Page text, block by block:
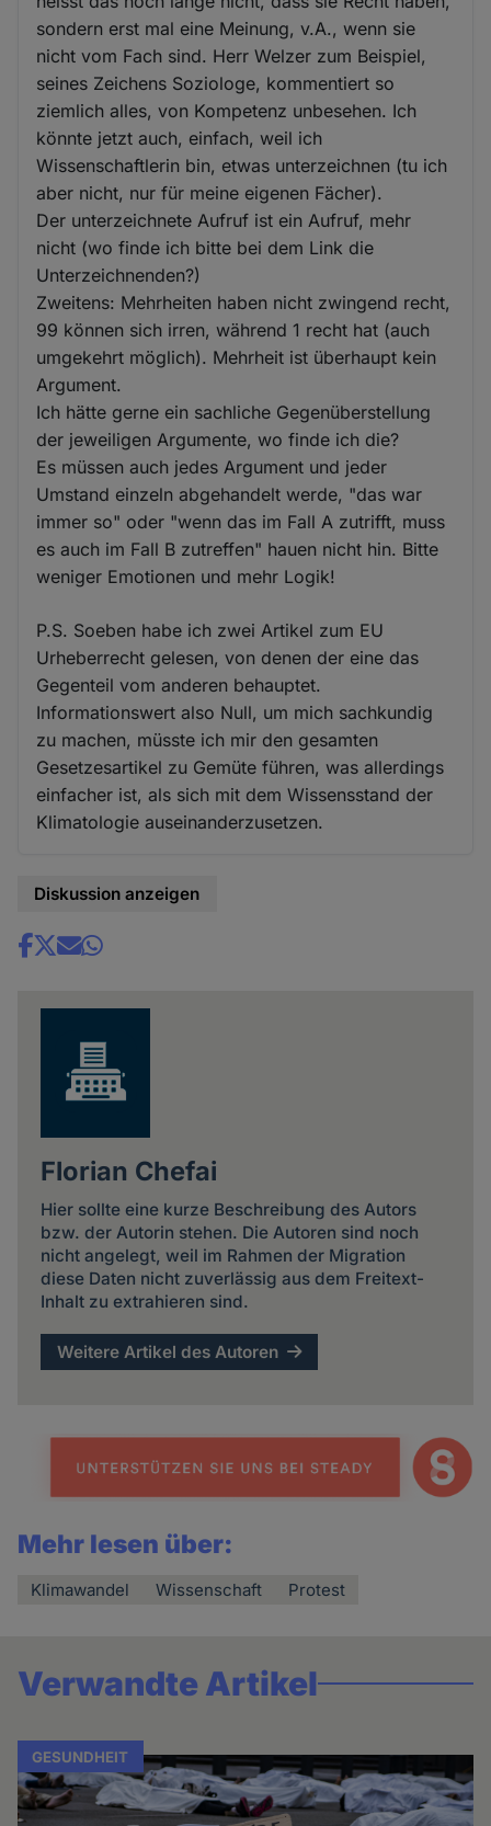
sondern erst mal eine Meinung, v.A., wenn sie
nicht vom Fach sind. Herr Welzer zum Beispiel,
seines Zeichens Soziologe, kommentiert so
ziemlich alles, von Kompetenz unbesehen. Ich
könnte jetzt auch, einfach, weil ich
Wissenschaftlerin bin, etwas unterzeichnen (tu ich
aber nicht, nur für meine eigenen Fächer).
Der unterzeichnete Aufruf ist ein Aufruf, mehr
nicht (wo finde ich bitte bei dem Link die
Unterzeichnenden?)
Zweitens: Mehrheiten haben nicht zwingend recht,
99 können sich irren, während 1 recht hat (auch
umgekehrt möglich). Mehrheit ist überhaupt kein
Argument.
Ich hätte gerne ein sachliche Gegenüberstellung
der jeweiligen Argumente, wo finde ich die?
Es müssen auch jedes Argument und jeder
Umstand einzeln abgehandelt werde, "das war
immer so" oder "wenn das im Fall A zutrifft, muss
es auch im Fall B zutreffen" hauen nicht hin. Bitte
weniger Emotionen und mehr Logik!
P.S. Soeben habe ich zwei Artikel zum EU
Urheberrecht gelesen, von denen der eine das
Gegenteil vom anderen behauptet.
Informationswert also Null, um mich sachkundig
zu machen, müsste ich mir den gesamten
Gesetzesartikel zu Gemüte führen, was allerdings
einfacher ist, als sich mit dem Wissensstand der
Klimatologie auseinanderzusetzen.
Diskussion anzeigen
Share
Florian Chefai
Hier sollte eine kurze Beschreibung des Autors
bzw. der Autorin stehen. Die Autoren sind noch
nicht angelegt, weil im Rahmen der Migration
diese Daten nicht zuverlässig aus dem Freitext-
Inhalt zu extrahieren sind.
Weitere Artikel des Autoren
Mehr lesen über:
Klimawandel Wissenschaft Protest
Verwandte Artikel
GESUNDHEIT